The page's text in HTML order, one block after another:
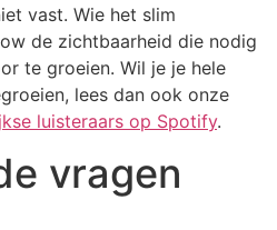
vast. Wie het slim
de zichtbaarheid die nodig
te groeien. Wil je je hele
lees dan ook onze
luisteraars op Spotify.
vragen